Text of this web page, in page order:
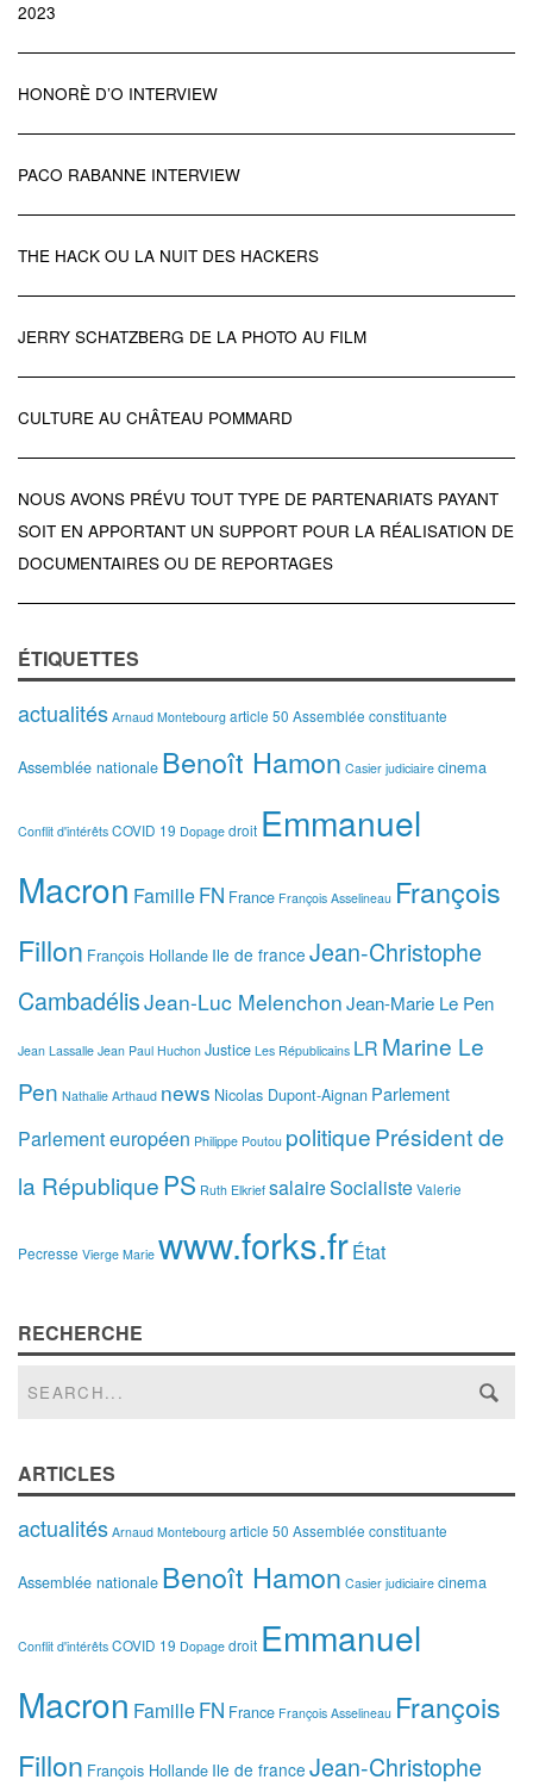
2023
HONORÈ D’O INTERVIEW
PACO RABANNE INTERVIEW
THE HACK OU LA NUIT DES HACKERS
JERRY SCHATZBERG DE LA PHOTO AU FILM
CULTURE AU CHÂTEAU POMMARD
NOUS AVONS PRÉVU TOUT TYPE DE PARTENARIATS PAYANT
SOIT EN APPORTANT UN SUPPORT POUR LA RÉALISATION DE
DOCUMENTAIRES OU DE REPORTAGES
ÉTIQUETTES
actualités Arnaud Montebourg article 50 Assemblée constituante
Assemblée nationale Benoît Hamon Casier judiciaire cinema
Conflit d'intérêts COVID 19 Dopage droit Emmanuel
Macron FamilleFN France François Asselineau François
Fillon François Hollande Ile de france Jean-Christophe
CambadélisJean-Luc MelenchonJean-Marie Le Pen
Jean Lassalle Jean Paul Huchon Justice Les Républicains LR Marine Le
Pen Nathalie Arthaud news Nicolas Dupont-Aignan Parlement
Parlement européen Philippe Poutou politiquePrésident de
la République PS Ruth Elkrief salaireSocialisteValerie
Pecresse Vierge Marie www.forks.frÉtat
RECHERCHE
ARTICLES
actualités Arnaud Montebourg article 50 Assemblée constituante
Assemblée nationale Benoît Hamon Casier judiciaire cinema
Conflit d'intérêts COVID 19 Dopage droit Emmanuel
Macron FamilleFN France François Asselineau François
Fillon François Hollande Ile de france Jean-Christophe